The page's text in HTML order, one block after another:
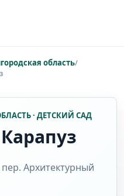
область/
· ДЕТСКИЙ САД
пер. Архитектурный